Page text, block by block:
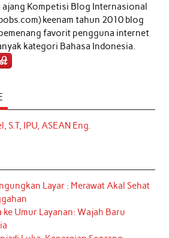
ajang Kompetisi Blog Internasional
keenam tahun 2010 blog
favorit pengguna internet
kategori Bahasa Indonesia.
S.T, IPU, ASEAN Eng.
Layar : Merawat Akal Sehat
Umur Layanan: Wajah Baru